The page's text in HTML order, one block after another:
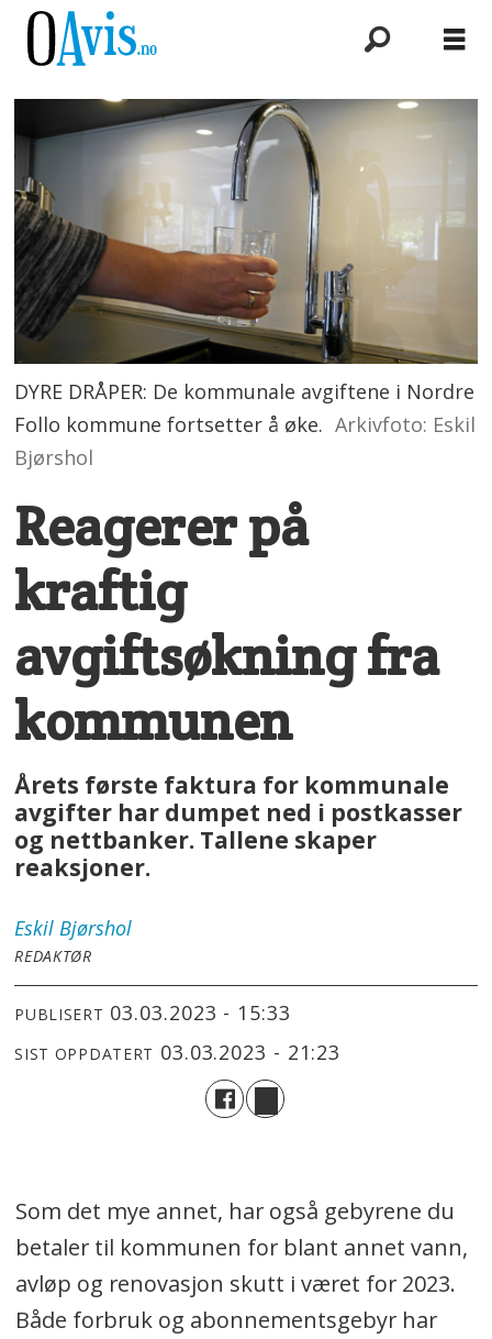
DYRE DRÅPER: De kommunale avgiftene i Nordre
Follo kommune fortsetter å øke. Arkivfoto: Eskil
Bjørshol
Reagerer på
kraftig
avgiftsøkning fra
kommunen
Årets første faktura for kommunale
avgifter har dumpet ned i postkasser
og nettbanker. Tallene skaper
reaksjoner.
Eskil Bjørshol
REDAKTØR
PUBLISERT 03.03.2023 - 15:33
SIST OPPDATERT 03.03.2023 - 21:23
Som det mye annet, har også gebyrene du
betaler til kommunen for blant annet vann,
avløp og renovasjon skutt i været for 2023.
Både forbruk og abonnementsgebyr har